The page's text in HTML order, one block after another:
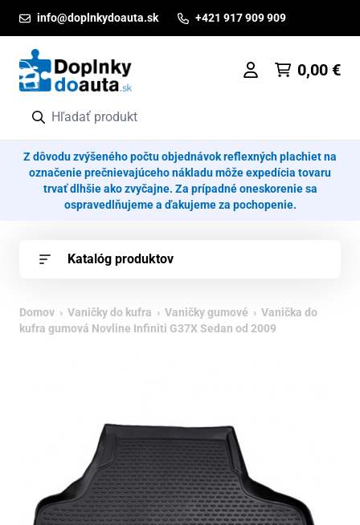
info@doplnkydoauta.sk +421 917 909 909
0,00 €
Z dôvodu zvýšeného počtu objednávok reflexných plachiet na
označenie prečnievajúceho nákladu môže expedícia tovaru
trvať dlhšie ako zvyčajne. Za prípadné oneskorenie sa
ospravedlňujeme a ďakujeme za pochopenie.
Katalóg produktov
Domov › Vaničky do kufra › Vaničky gumové › Vanička do
kufra gumová Novline Infiniti G37X Sedan od 2009